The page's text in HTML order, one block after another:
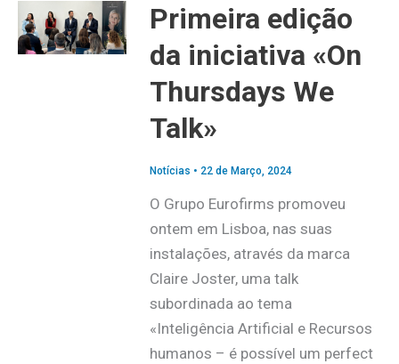
Primeira edição
da iniciativa «On
Thursdays We
Talk»
Notícias • 22 de Março, 2024
O Grupo Eurofirms promoveu
ontem em Lisboa, nas suas
instalações, através da marca
Claire Joster, uma talk
subordinada ao tema
«Inteligência Artificial e Recursos
humanos – é possível um perfect